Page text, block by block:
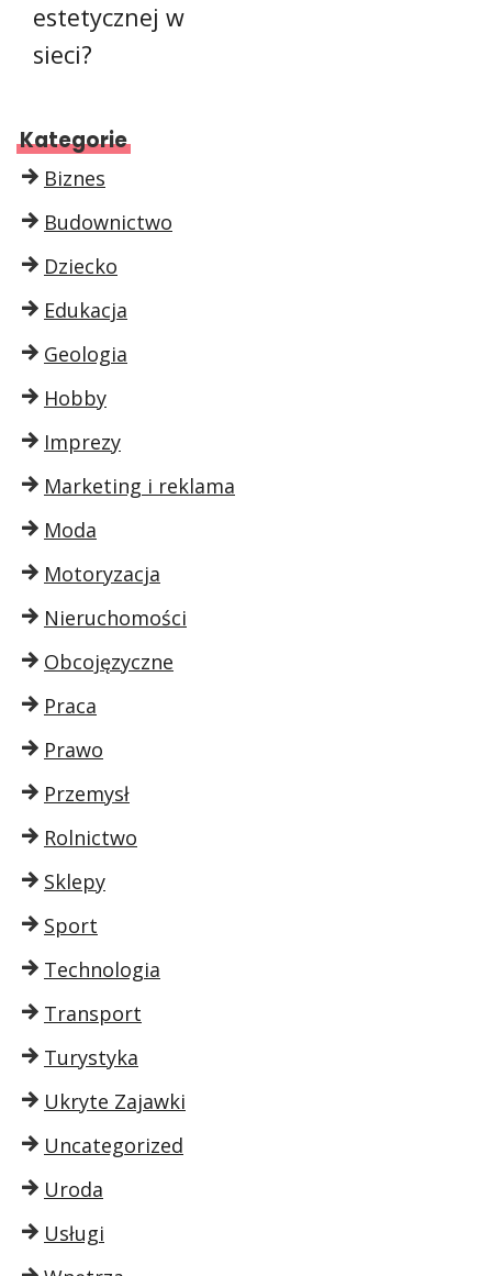
estetycznej w
sieci?
Kategorie
Biznes
Budownictwo
Dziecko
Edukacja
Geologia
Hobby
Imprezy
Marketing i reklama
Moda
Motoryzacja
Nieruchomości
Obcojęzyczne
Praca
Prawo
Przemysł
Rolnictwo
Sklepy
Sport
Technologia
Transport
Turystyka
Ukryte Zajawki
Uncategorized
Uroda
Usługi